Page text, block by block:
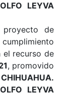
LEYVA
de
el recurso de
, promovido
.
LEYVA